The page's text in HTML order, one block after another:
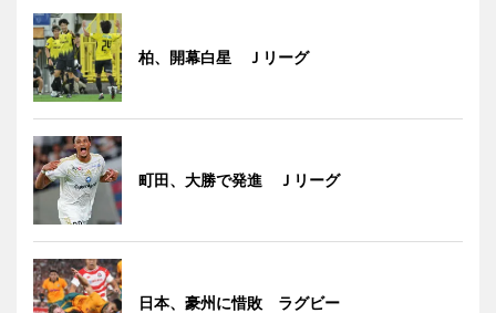
柏、開幕白星 Ｊリーグ
町田、大勝で発進 Ｊリーグ
日本、豪州に惜敗 ラグビー